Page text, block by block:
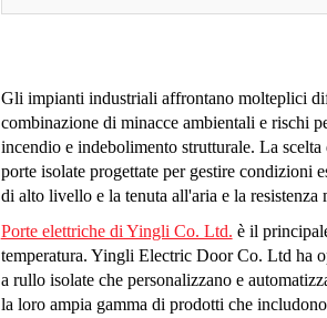
Gli impianti industriali affrontano molteplici
combinazione di minacce ambientali e rischi
incendio e indebolimento strutturale. La
porte isolate progettate per gestire condizioni
di alto livello e la tenuta all'aria e la
Porte elettriche di Yingli Co. Ltd. è il
temperatura. Yingli Electric Door Co. Ltd ha
a rullo isolate che personalizzano e
la loro ampia gamma di prodotti che